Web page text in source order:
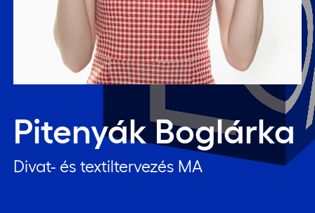
Pitenyák Boglárka
Divat- és textiltervezés MA